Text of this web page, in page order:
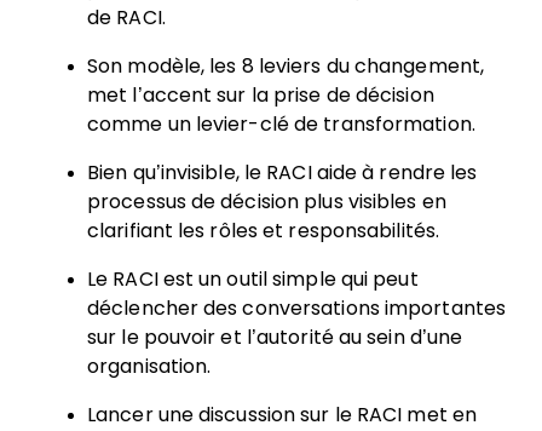
de RACI.
Son modèle, les 8 leviers du changement,
met l’accent sur la prise de décision
comme un levier-clé de transformation.
Bien qu’invisible, le RACI aide à rendre les
processus de décision plus visibles en
clarifiant les rôles et responsabilités.
Le RACI est un outil simple qui peut
déclencher des conversations importantes
sur le pouvoir et l’autorité au sein d’une
organisation.
Lancer une discussion sur le RACI met en